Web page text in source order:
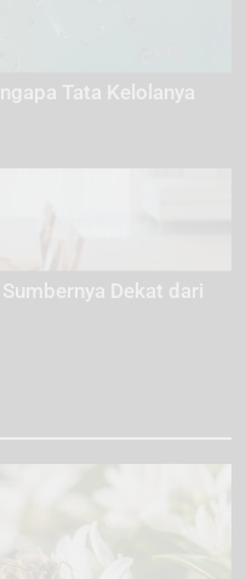
Tata Kelolanya
Dekat dari